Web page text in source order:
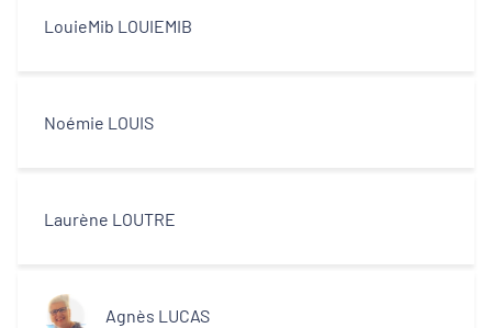
LouieMib LOUIEMIB
Noémie LOUIS
Laurène LOUTRE
Agnès LUCAS